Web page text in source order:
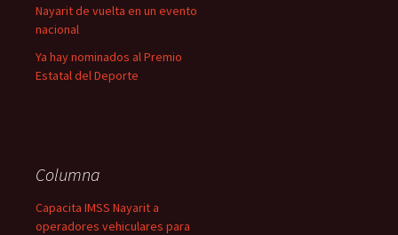
Nayarit de vuelta en un evento
nacional
Ya hay nominados al Premio
Estatal del Deporte
Columna
Capacita IMSS Nayarit a
operadores vehiculares para